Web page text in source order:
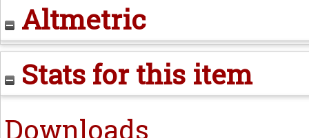
Altmetric
Stats for this item
Downloads